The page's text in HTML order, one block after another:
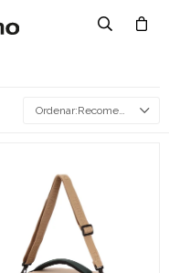
Recomendados